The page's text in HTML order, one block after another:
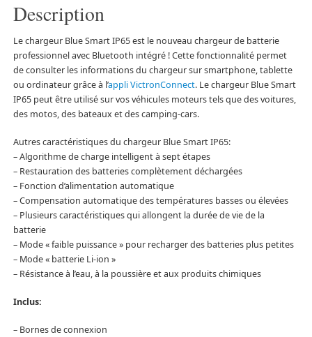
Description
Le chargeur Blue Smart IP65 est le nouveau chargeur de batterie
professionnel avec Bluetooth intégré ! Cette fonctionnalité permet
de consulter les informations du chargeur sur smartphone, tablette
ou ordinateur grâce à l’appli VictronConnect. Le chargeur Blue Smart
IP65 peut être utilisé sur vos véhicules moteurs tels que des voitures,
des motos, des bateaux et des camping-cars.
Autres caractéristiques du chargeur Blue Smart IP65:
– Algorithme de charge intelligent à sept étapes
– Restauration des batteries complètement déchargées
– Fonction d’alimentation automatique
– Compensation automatique des températures basses ou élevées
– Plusieurs caractéristiques qui allongent la durée de vie de la
batterie
– Mode « faible puissance » pour recharger des batteries plus petites
– Mode « batterie Li-ion »
– Résistance à l’eau, à la poussière et aux produits chimiques
Inclus:
– Bornes de connexion